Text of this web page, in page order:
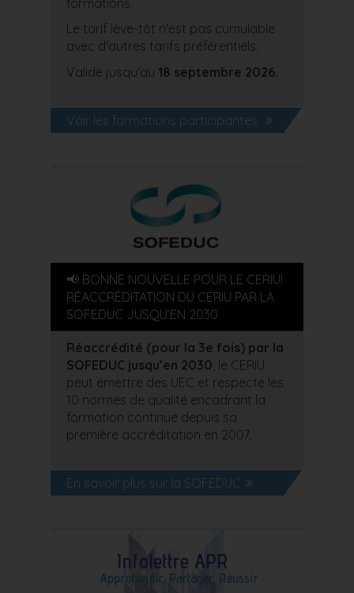
Le tarif lève-tôt n'est pas cumulable
avec d'autres tarifs préférentiels.
Valide jusqu'au 18 septembre 2026.
Voir les formations participantes
📢 BONNE NOUVELLE POUR LE CERIU!
RÉACCRÉDITATION DU CERIU PAR LA
SOFEDUC JUSQU’EN 2030
Réaccrédité (pour la 3e fois) par la
SOFEDUC jusqu’en 2030 , le CERIU
peut émettre des UEC et respecte les
10 normes de qualité encadrant la
formation continue depuis sa
première accréditation en 2007.
En savoir plus sur la SOFEDUC